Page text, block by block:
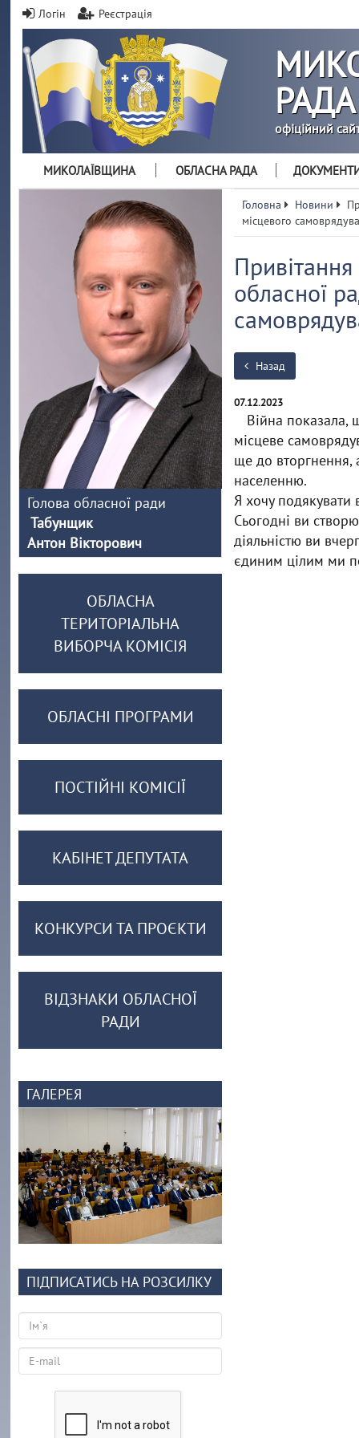
Логін Реєстрація
РАДА
офіційний
МИКОЛАЇВЩИНА ОБЛАСНА РАДА
Головна Новини
місцевого
обласної
Назад
07.12.2023
Війна показала,
місцеве
ще до вторгнення,
населенню.
Я хочу подякувати
Сьогодні ви
діяльністю ви
єдиним цілим ми
Голова обласної ради
Табунщик
Антон Вікторович
ОБЛАСНА
ТЕРИТОРІАЛЬНА
ВИБОРЧА КОМІСІЯ
ОБЛАСНІ ПРОГРАМИ
ПОСТІЙНІ КОМІСІЇ
КАБІНЕТ ДЕПУТАТА
КОНКУРСИ ТА ПРОЄКТИ
ВІДЗНАКИ ОБЛАСНОЇ
РАДИ
ГАЛЕРЕЯ
ПІДПИСАТИСЬ НА РОЗСИЛКУ